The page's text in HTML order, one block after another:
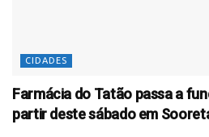
CIDADES
Farmácia do Tatão passa a
partir deste sábado em